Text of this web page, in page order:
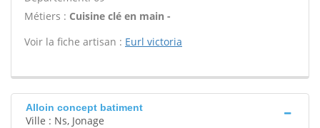
Métiers : Cuisine clé en main -
Voir la fiche artisan : Eurl victoria
Alloin concept batiment
Ville : Ns, Jonage